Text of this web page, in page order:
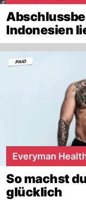
Indonesien
Everyman
So machst
glücklich